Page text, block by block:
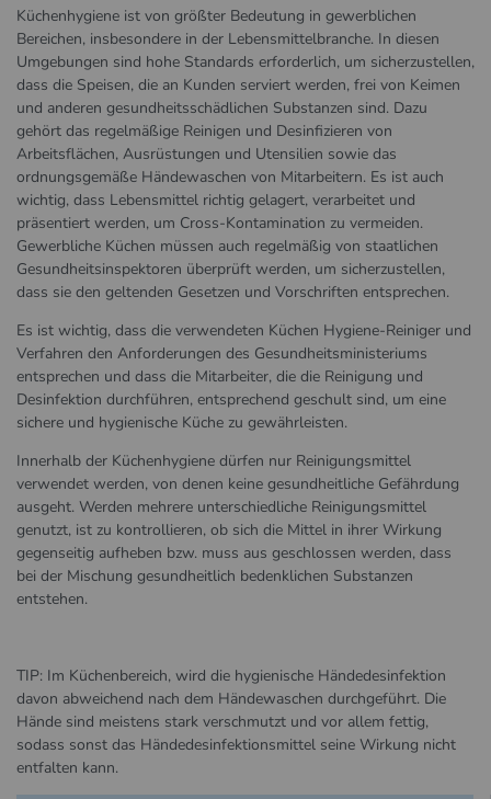
Küchenhygiene ist von größter Bedeutung in gewerblichen
Bereichen, insbesondere in der Lebensmittelbranche. In diesen
Umgebungen sind hohe Standards erforderlich, um sicherzustellen,
dass die Speisen, die an Kunden serviert werden, frei von Keimen
und anderen gesundheitsschädlichen Substanzen sind. Dazu
gehört das regelmäßige Reinigen und Desinfizieren von
Arbeitsflächen, Ausrüstungen und Utensilien sowie das
ordnungsgemäße Händewaschen von Mitarbeitern. Es ist auch
wichtig, dass Lebensmittel richtig gelagert, verarbeitet und
präsentiert werden, um Cross-Kontamination zu vermeiden.
Gewerbliche Küchen müssen auch regelmäßig von staatlichen
Gesundheitsinspektoren überprüft werden, um sicherzustellen,
dass sie den geltenden Gesetzen und Vorschriften entsprechen.
Es ist wichtig, dass die verwendeten Küchen Hygiene-Reiniger und
Verfahren den Anforderungen des Gesundheitsministeriums
entsprechen und dass die Mitarbeiter, die die Reinigung und
Desinfektion durchführen, entsprechend geschult sind, um eine
sichere und hygienische Küche zu gewährleisten.
Innerhalb der Küchenhygiene dürfen nur Reinigungsmittel
verwendet werden, von denen keine gesundheitliche Gefährdung
ausgeht. Werden mehrere unterschiedliche Reinigungsmittel
genutzt, ist zu kontrollieren, ob sich die Mittel in ihrer Wirkung
gegenseitig aufheben bzw. muss aus geschlossen werden, dass
bei der Mischung gesundheitlich bedenklichen Substanzen
entstehen.
TIP: Im Küchenbereich, wird die hygienische Händedesinfektion
davon abweichend nach dem Händewaschen durchgeführt. Die
Hände sind meistens stark verschmutzt und vor allem fettig,
sodass sonst das Händedesinfektionsmittel seine Wirkung nicht
entfalten kann.